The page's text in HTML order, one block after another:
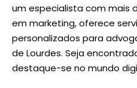
um especialista com mais
em marketing, oferece
personalizados para
de Lourdes. Seja
destaque-se no mundo